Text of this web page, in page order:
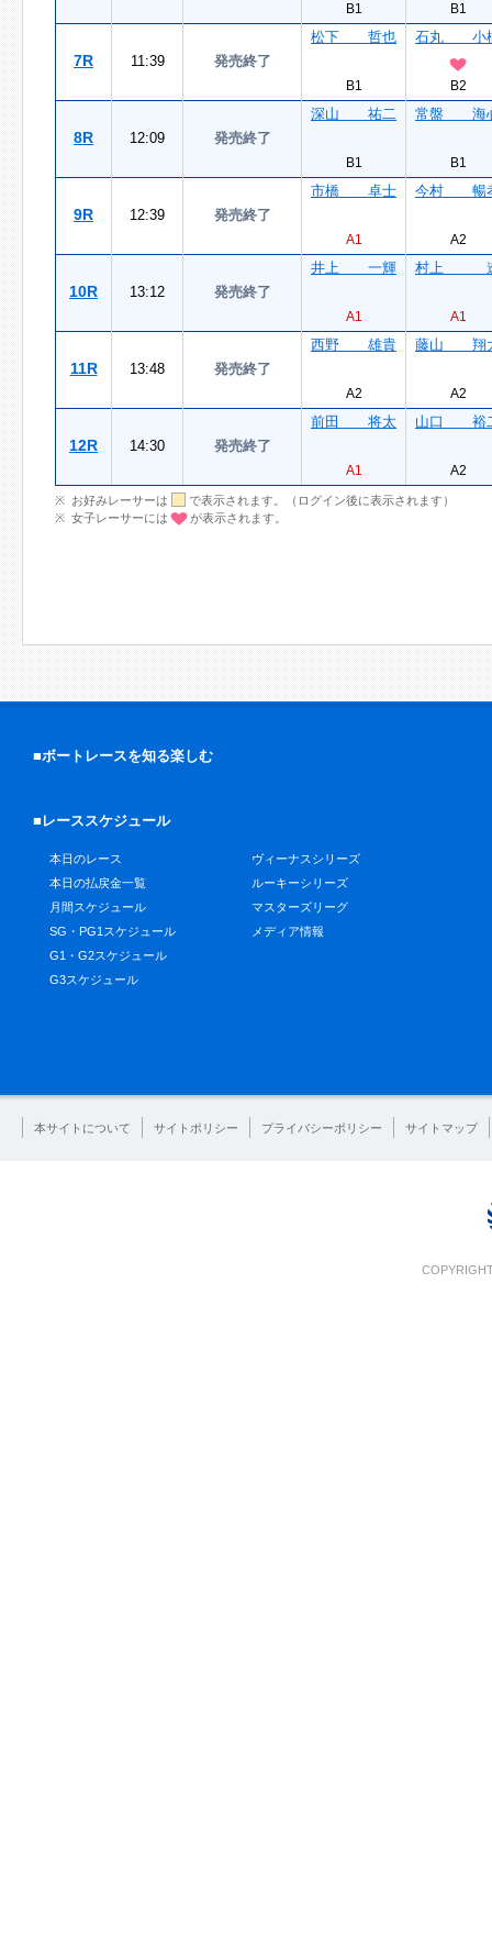
B1 B1
7R 11:39 発売終了
松下 哲也
B1
石丸 小
B2
8R 12:09 発売終了
深山 祐二
B1
常盤 海
B1
9R 12:39 発売終了
市橋 卓士
A1
今村 暢
A2
10R 13:12 発売終了
井上 一輝
A1
村上
A1
11R 13:48 発売終了
西野 雄貴
A2
藤山 翔
A2
12R 14:30 発売終了
前田 将太
A1
山口 裕
A2
お好みレーサーは
で表示されます。（ログイン後に表示されます）
女子レーサーには
が表示されます。
■ボートレースを知る楽しむ
■レーススケジュール
本日のレース
本日の払戻金一覧
月間スケジュール
SG・PG1スケジュール
G1・G2スケジュール
G3スケジュール
ヴィーナスシリーズ
ルーキーシリーズ
マスターズリーグ
メディア情報
本サイトについて サイトポリシー プライバシーポリシー サイトマップ